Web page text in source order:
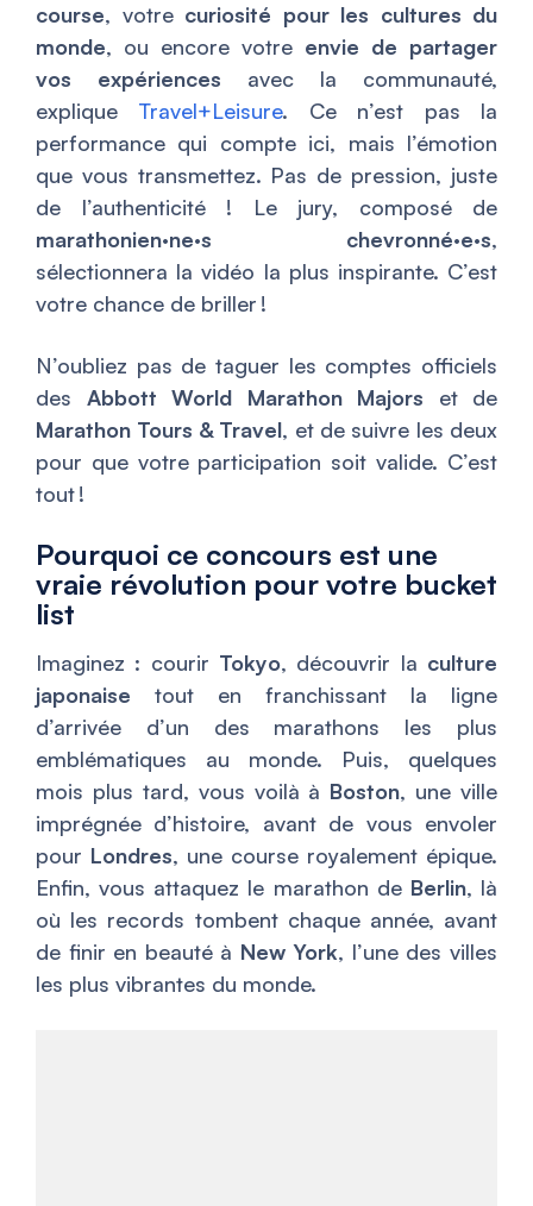
course, votre curiosité pour les cultures du
monde, ou encore votre envie de partager
vos expériences avec la communauté,
explique Travel+Leisure. Ce n’est pas la
performance qui compte ici, mais l’émotion
que vous transmettez. Pas de pression, juste
de l’authenticité ! Le jury, composé de
marathonien·ne·s chevronné·e·s,
sélectionnera la vidéo la plus inspirante. C’est
votre chance de briller !
N’oubliez pas de taguer les comptes officiels
des Abbott World Marathon Majors et de
Marathon Tours & Travel, et de suivre les deux
pour que votre participation soit valide. C’est
tout !
Pourquoi ce concours est une
vraie révolution pour votre bucket
list
Imaginez : courir Tokyo, découvrir la culture
japonaise tout en franchissant la ligne
d’arrivée d’un des marathons les plus
emblématiques au monde. Puis, quelques
mois plus tard, vous voilà à Boston, une ville
imprégnée d’histoire, avant de vous envoler
pour Londres, une course royalement épique.
Enfin, vous attaquez le marathon de Berlin, là
où les records tombent chaque année, avant
de finir en beauté à New York, l’une des villes
les plus vibrantes du monde.